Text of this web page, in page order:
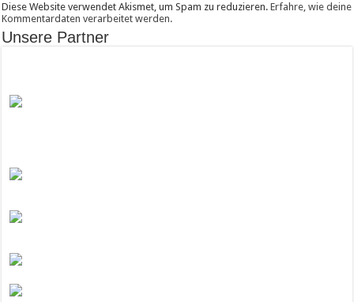
Diese Website verwendet Akismet, um Spam zu reduzieren.Erfahre, wie deine
Kommentardaten verarbeitet werden.
Unsere Partner